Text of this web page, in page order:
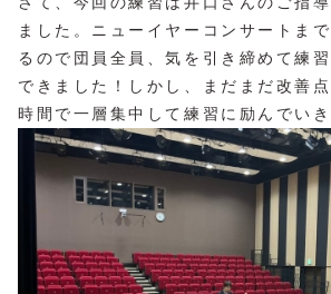
ました。ニューイヤーコンサートま
るので団員全員、気を引き締めて練
できました！しかし、まだまだ改善
時間で一層集中して練習に励んでい